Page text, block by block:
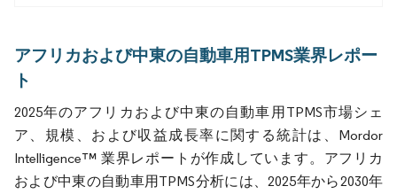
アフリカおよび中東の自動車用TPMS業界レポー
ト
2025年のアフリカおよび中東の自動車用TPMS市場シェ
ア、規模、および収益成長率に関する統計は、Mordor
Intelligence™ 業界レポートが作成しています。アフリカ
および中東の自動車用TPMS分析には、2025年から2030年